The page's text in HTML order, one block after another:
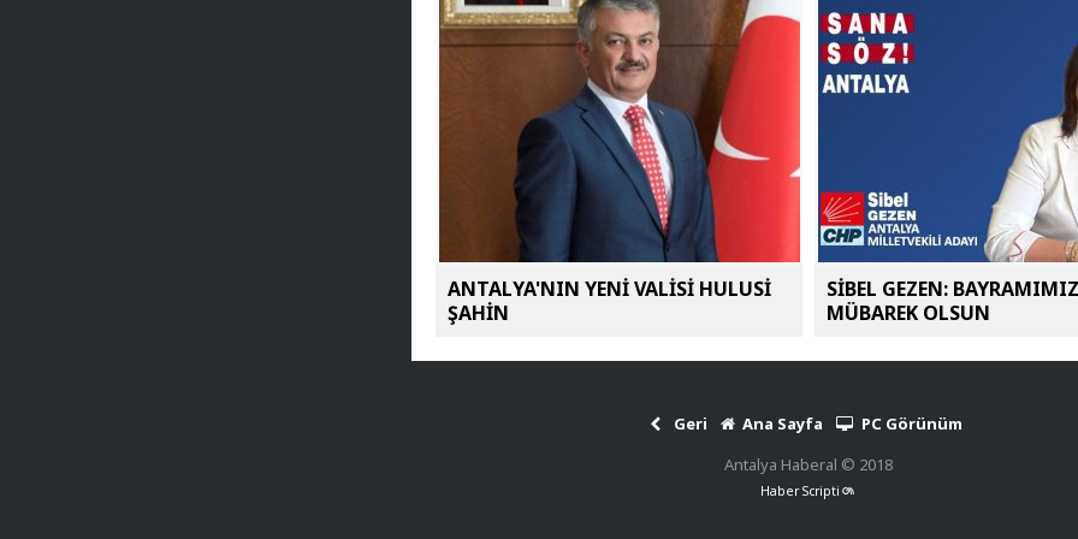
ANTALYA'NIN YENİ VALİSİ HULUSİ
ŞAHİN
SİBEL GEZEN: BAYRAMIMIZ
MÜBAREK OLSUN
Geri Ana Sayfa
PC Görünüm
Antalya Haberal © 2018
Haber Scripti